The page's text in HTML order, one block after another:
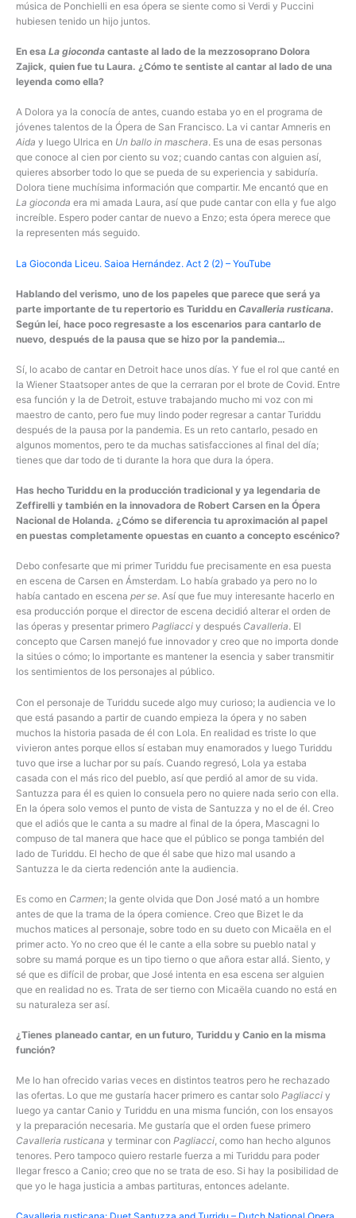
música de Ponchielli en esa ópera se siente como si Verdi y Puccini
hubiesen tenido un hijo juntos.
En esa La gioconda cantaste al lado de la mezzosoprano Dolora
Zajick, quien fue tu Laura. ¿Cómo te sentiste al cantar al lado de una
leyenda como ella?
A Dolora ya la conocía de antes, cuando estaba yo en el programa de
jóvenes talentos de la Ópera de San Francisco. La vi cantar Amneris en
Aida y luego Ulrica en Un ballo in maschera. Es una de esas personas
que conoce al cien por ciento su voz; cuando cantas con alguien así,
quieres absorber todo lo que se pueda de su experiencia y sabiduría.
Dolora tiene muchísima información que compartir. Me encantó que en
La gioconda era mi amada Laura, así que pude cantar con ella y fue algo
increíble. Espero poder cantar de nuevo a Enzo; esta ópera merece que
la representen más seguido.
La Gioconda Liceu. Saioa Hernández. Act 2 (2) – YouTube
Hablando del verismo, uno de los papeles que parece que será ya
parte importante de tu repertorio es Turiddu en Cavalleria rusticana.
Según leí, hace poco regresaste a los escenarios para cantarlo de
nuevo, después de la pausa que se hizo por la pandemia…
Sí, lo acabo de cantar en Detroit hace unos días. Y fue el rol que canté en
la Wiener Staatsoper antes de que la cerraran por el brote de Covid. Entre
esa función y la de Detroit, estuve trabajando mucho mi voz con mi
maestro de canto, pero fue muy lindo poder regresar a cantar Turiddu
después de la pausa por la pandemia. Es un reto cantarlo, pesado en
algunos momentos, pero te da muchas satisfacciones al final del día;
tienes que dar todo de ti durante la hora que dura la ópera.
Has hecho Turiddu en la producción tradicional y ya legendaria de
Zeffirelli y también en la innovadora de Robert Carsen en la Ópera
Nacional de Holanda. ¿Cómo se diferencia tu aproximación al papel
en puestas completamente opuestas en cuanto a concepto escénico?
Debo confesarte que mi primer Turiddu fue precisamente en esa puesta
en escena de Carsen en Ámsterdam. Lo había grabado ya pero no lo
había cantado en escena per se. Así que fue muy interesante hacerlo en
esa producción porque el director de escena decidió alterar el orden de
las óperas y presentar primero Pagliacci y después Cavalleria. El
concepto que Carsen manejó fue innovador y creo que no importa donde
la sitúes o cómo; lo importante es mantener la esencia y saber transmitir
los sentimientos de los personajes al público.
Con el personaje de Turiddu sucede algo muy curioso; la audiencia ve lo
que está pasando a partir de cuando empieza la ópera y no saben
muchos la historia pasada de él con Lola. En realidad es triste lo que
vivieron antes porque ellos sí estaban muy enamorados y luego Turiddu
tuvo que irse a luchar por su país. Cuando regresó, Lola ya estaba
casada con el más rico del pueblo, así que perdió al amor de su vida.
Santuzza para él es quien lo consuela pero no quiere nada serio con ella.
En la ópera solo vemos el punto de vista de Santuzza y no el de él. Creo
que el adiós que le canta a su madre al final de la ópera, Mascagni lo
compuso de tal manera que hace que el público se ponga también del
lado de Turiddu. El hecho de que él sabe que hizo mal usando a
Santuzza le da cierta redención ante la audiencia.
Es como en Carmen; la gente olvida que Don José mató a un hombre
antes de que la trama de la ópera comience. Creo que Bizet le da
muchos matices al personaje, sobre todo en su dueto con Micaëla en el
primer acto. Yo no creo que él le cante a ella sobre su pueblo natal y
sobre su mamá porque es un tipo tierno o que añora estar allá. Siento, y
sé que es difícil de probar, que José intenta en esa escena ser alguien
que en realidad no es. Trata de ser tierno con Micaëla cuando no está en
su naturaleza ser así.
¿Tienes planeado cantar, en un futuro, Turiddu y Canio en la misma
función?
Me lo han ofrecido varias veces en distintos teatros pero he rechazado
las ofertas. Lo que me gustaría hacer primero es cantar solo Pagliacci y
luego ya cantar Canio y Turiddu en una misma función, con los ensayos
y la preparación necesaria. Me gustaría que el orden fuese primero
Cavalleria rusticana y terminar con Pagliacci, como han hecho algunos
tenores. Pero tampoco quiero restarle fuerza a mi Turiddu para poder
llegar fresco a Canio; creo que no se trata de eso. Si hay la posibilidad de
que yo le haga justicia a ambas partituras, entonces adelante.